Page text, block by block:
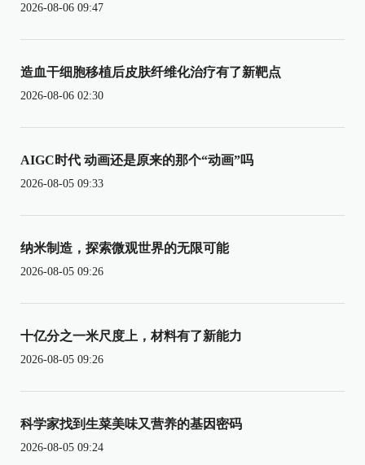
2026-08-06 09:47
造血干细胞移植后皮肤纤维化治疗有了新靶点
2026-08-06 02:30
AIGC时代 动画还是原来的那个“动画”吗
2026-08-05 09:33
纳米制造，探索微观世界的无限可能
2026-08-05 09:26
十亿分之一米尺度上，材料有了新能力
2026-08-05 09:26
科学家找到生菜美味又营养的基因密码
2026-08-05 09:24